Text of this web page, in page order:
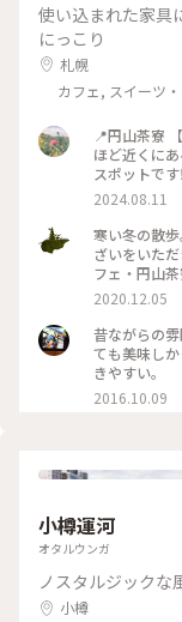
張メロンソ
使い込まれた家具
にっこり
札幌
カフェ, スイーツ
📍円山茶寮 【札幌
ほど近くに
スポットです‼︎ どこか懐かしい雰囲気が漂う店内で 過ご
ときが大好きです☺️ 夏は風鈴の音を聴き
とお茶をいただくのが
りたくなる
2024.08.11
寒い冬の散
ざいをいただきました。 1987年
フェ・円山
ってりとし
で、箸休め
人気のいち
事も気にな
#冬を味わう
2020.12.05
昔ながらの
ても美味し
きやすい。
2016.10.09
小樽運河
オタルウンガ
ノスタルジックな
小樽